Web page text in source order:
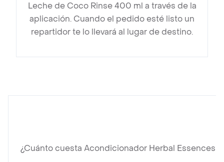
Leche de Coco Rinse 400 ml a través de la
aplicación. Cuando el pedido esté listo un
repartidor te lo llevará al lugar de destino.
¿Cuánto cuesta Acondicionador Herbal Essences